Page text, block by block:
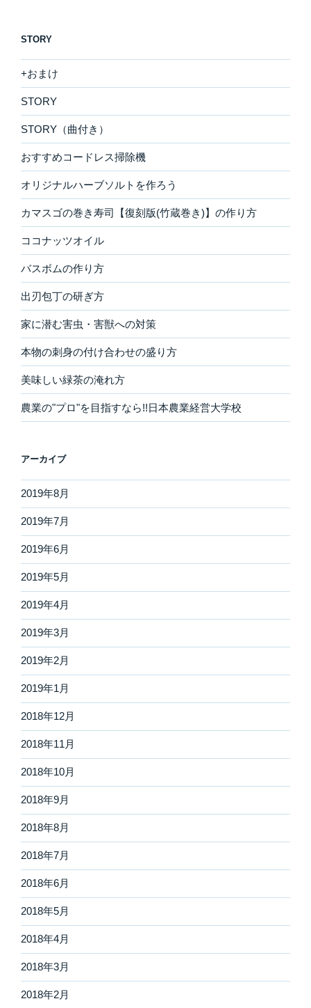
STORY
+おまけ
STORY
STORY（曲付き）
おすすめコードレス掃除機
オリジナルハーブソルトを作ろう
カマスゴの巻き寿司【復刻版(竹蔵巻き)】の作り方
ココナッツオイル
バスボムの作り方
出刃包丁の研ぎ方
家に潜む害虫・害獣への対策
本物の刺身の付け合わせの盛り方
美味しい緑茶の淹れ方
農業の"プロ"を目指すなら!!日本農業経営大学校
アーカイブ
2019年8月
2019年7月
2019年6月
2019年5月
2019年4月
2019年3月
2019年2月
2019年1月
2018年12月
2018年11月
2018年10月
2018年9月
2018年8月
2018年7月
2018年6月
2018年5月
2018年4月
2018年3月
2018年2月